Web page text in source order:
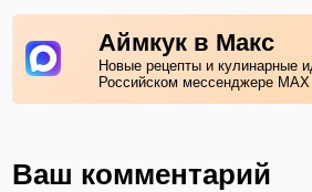
Аймкук в Макс
Новые рецепты и кулинарные
Российском мессенджере MAX
Ваш комментарий